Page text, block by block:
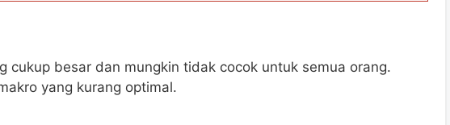
cukup besar dan mungkin tidak cocok untuk semua orang.
yang kurang optimal.